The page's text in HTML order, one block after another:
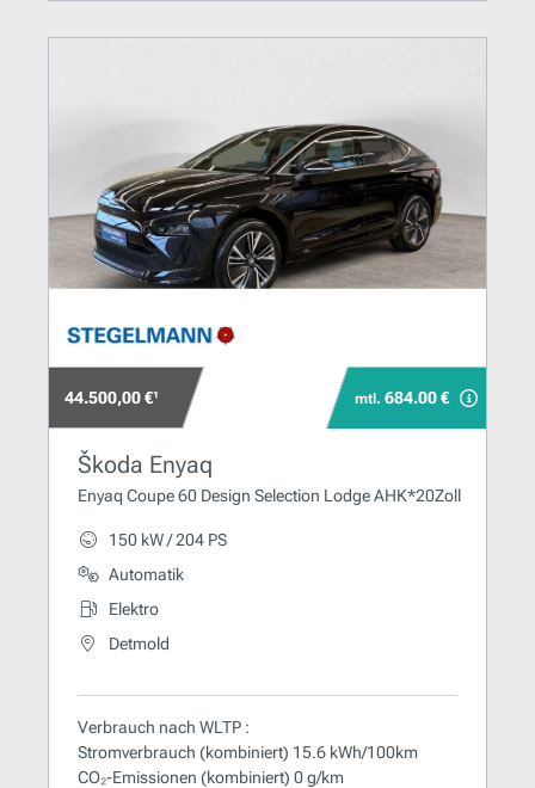
44.500,00 €¹ mtl. 684.00 €
Škoda Enyaq
Enyaq Coupe 60 Design Selection Lodge AHK*20Zoll
150 kW / 204 PS
Automatik
Elektro
Detmold
Verbrauch nach WLTP :
Stromverbrauch (kombiniert) 15.6 kWh/100km
CO₂-Emissionen (kombiniert) 0 g/km